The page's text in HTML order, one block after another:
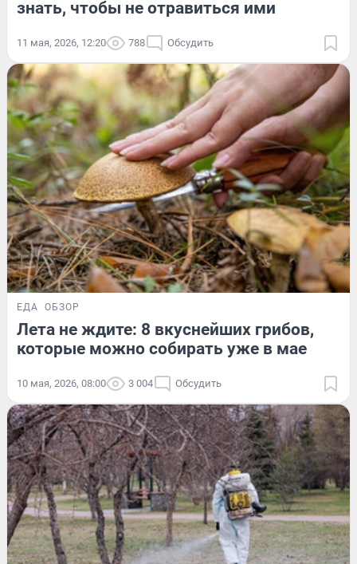
знать, чтобы не отравиться ими
11 мая, 2026, 12:20 788 Обсудить
ЕДА ОБЗОР
Лета не ждите: 8 вкуснейших грибов,
которые можно собирать уже в мае
10 мая, 2026, 08:00 3 004 Обсудить